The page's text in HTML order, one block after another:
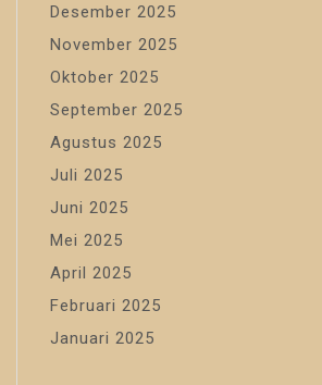
Desember 2025
November 2025
Oktober 2025
September 2025
Agustus 2025
Juli 2025
Juni 2025
Mei 2025
April 2025
Februari 2025
Januari 2025